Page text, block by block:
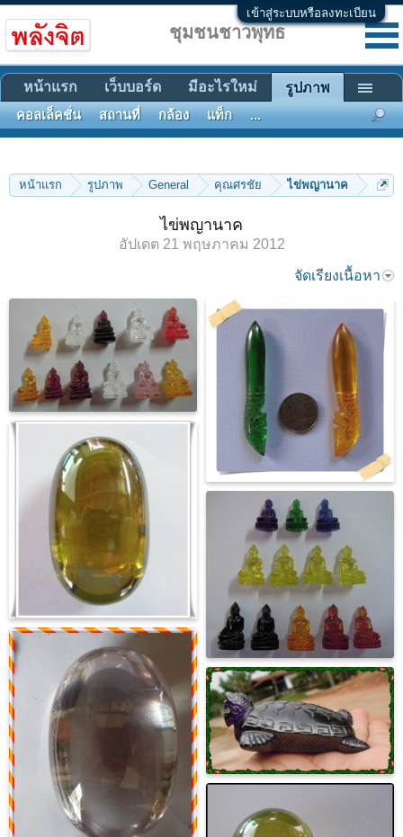
เข้าสู่ระบบหรือลงทะเบียน
หน้าแรก รูปภาพ General คุณศรชัย ไข่พญานาค
ไข่พญานาค
อัปเดต 21 พฤษภาคม 2012
จัดเรียงเนื้อหา
ชุมชนชาวพุทธ
หน้าแรก เว็บบอร์ด มีอะไรใหม่ รูปภาพ
คอลเล็คชั่น สถานที่ กล้อง แท็ก ...